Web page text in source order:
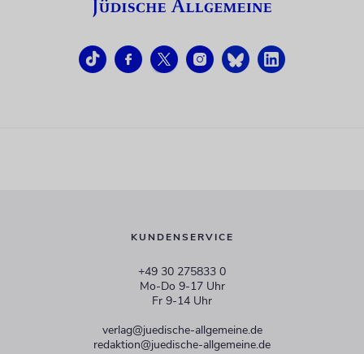
KUNDENSERVICE
+49 30 275833 0
Mo-Do 9-17 Uhr
Fr 9-14 Uhr
verlag@juedische-allgemeine.de
redaktion@juedische-allgemeine.de